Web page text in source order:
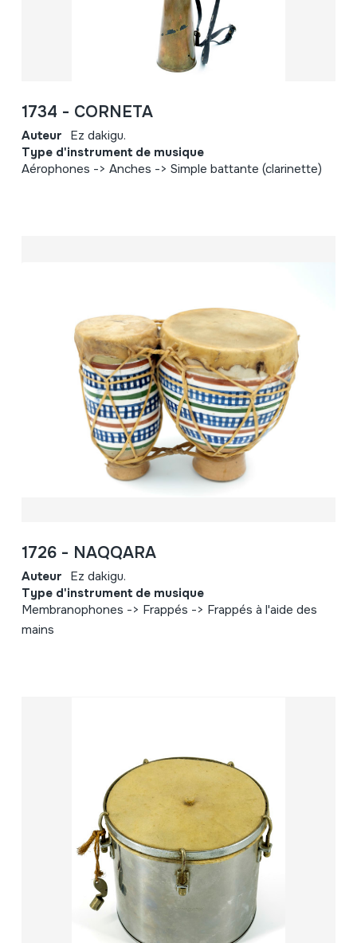
1734 - CORNETA
Auteur Ez dakigu.
Type d'instrument de musique
Aérophones -> Anches -> Simple battante (clarinette)
1726 - NAQQARA
Auteur Ez dakigu.
Type d'instrument de musique
Membranophones -> Frappés -> Frappés à l'aide des
mains